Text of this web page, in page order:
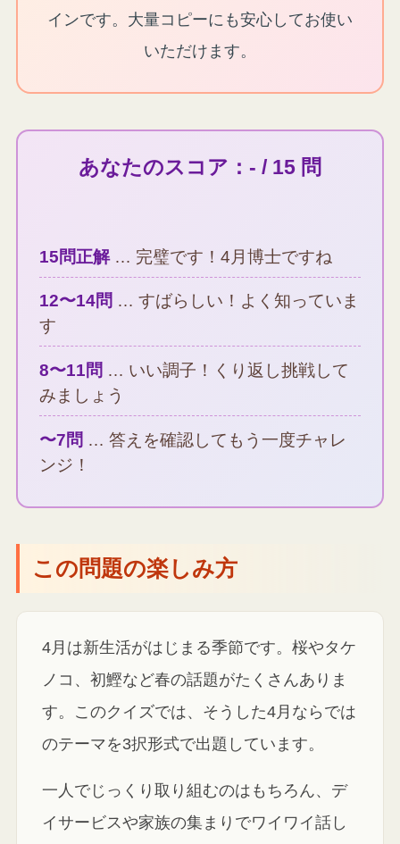
インです。大量コピーにも安心してお使い
いただけます。
あなたのスコア：- / 15 問
15問正解… 完璧です！4月博士ですね
12〜14問 … すばらしい！よく知っていま
す
8〜11問 … いい調子！くり返し挑戦して
みましょう
〜7問 … 答えを確認してもう一度チャレ
ンジ！
この問題の楽しみ方
4月は新生活がはじまる季節です。桜やタケ
ノコ、初鰹など春の話題がたくさんありま
す。このクイズでは、そうした4月ならでは
のテーマを3択形式で出題しています。
一人でじっくり取り組むのはもちろん、デ
イサービスや家族の集まりでワイワイ話し